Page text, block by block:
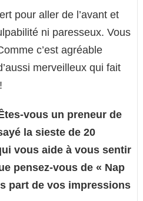
pour aller de l’avant et
ni paresseux. Vous
c’est agréable
merveilleux qui fait
vous un preneur de
la sieste de 20
vous aide à vous sentir
pensez-vous de « Nap
part de vos impressions